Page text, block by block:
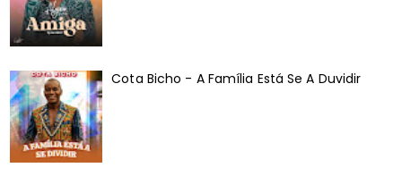
Cota Bicho - A Família Está Se A Duvidir